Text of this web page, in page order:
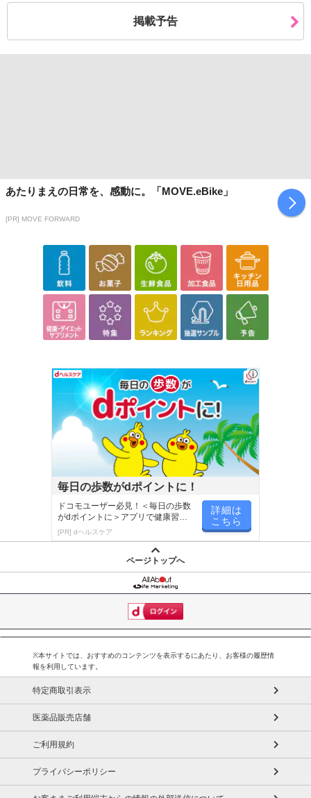
掲載予告
あたりまえの日常を、感動に。「MOVE.eBike」
[PR] MOVE FORWARD
毎日の歩数がdポイントに！
ドコモユーザー必見！＜毎日の歩数
がdポイントに＞アプリで健康習慣
が楽しく続く
[PR] dヘルスケア
詳細は
こちら
ページトップへ
※本サイトでは、おすすめのコンテンツを表示するにあたり、お客様の履歴情
報を利用しています。
特定商取引表示
医薬品販売店舗
ご利用規約
プライバシーポリシー